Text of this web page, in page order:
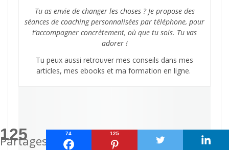
Tu as envie de changer les choses ? Je propose des
séances de coaching personnalisées par téléphone, pour
t’accompagner concrètement, où que tu sois. Tu vas
adorer !
Tu peux aussi retrouver mes conseils dans mes
articles, mes ebooks et ma formation en ligne.
125
Partages 74 125